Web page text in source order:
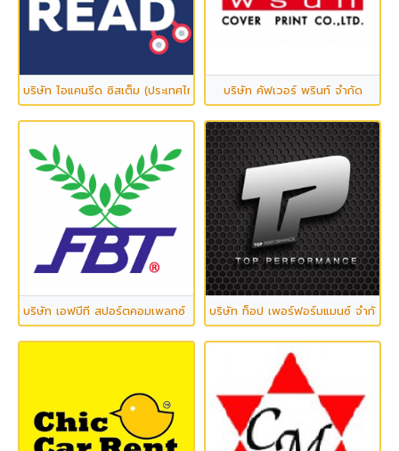
บริษัท ไอแคนรีด ซิสเต็ม (ประเทศไทย) จำกัดบริษัท คัฟเวอร์ พรินท์ จำกัด
บริษัท เอฟบีที สปอร์ตคอมเพลกซ์ จำกัดบริษัท ท็อป เพอร์ฟอร์มแมนซ์ จำกัด